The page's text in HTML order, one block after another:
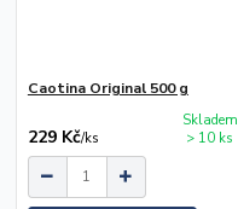
Caotina Original 500 g
229 Kč/ks
Skladem
> 10 ks